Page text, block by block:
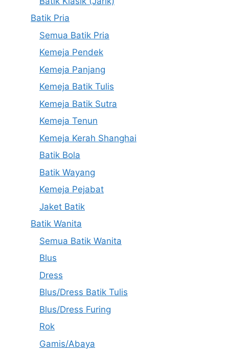
Batik Pria
Semua Batik Pria
Kemeja Pendek
Kemeja Panjang
Kemeja Batik Tulis
Kemeja Batik Sutra
Kemeja Tenun
Kemeja Kerah Shanghai
Batik Bola
Batik Wayang
Kemeja Pejabat
Jaket Batik
Batik Wanita
Semua Batik Wanita
Blus
Dress
Blus/Dress Batik Tulis
Blus/Dress Furing
Rok
Gamis/Abaya